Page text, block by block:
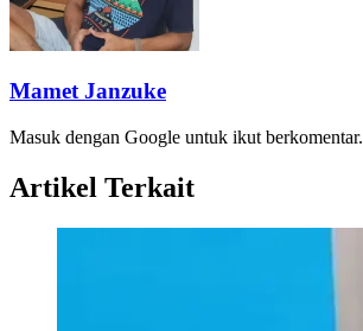
Mamet Janzuke
Masuk dengan Google untuk ikut berkomentar.
Artikel Terkait